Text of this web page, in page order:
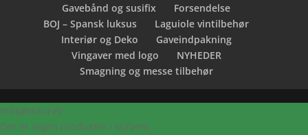
Gavebånd og susifix
Forsendelse
BOJ – Spansk luksus
Laguiole vintilbehør
Interiør og Deko
Gaveindpakning
Vingaver med logo
NYHEDER
Smagning og messe tilbehør
Indkøbskurv0
Der er ingen produkter i kurven!